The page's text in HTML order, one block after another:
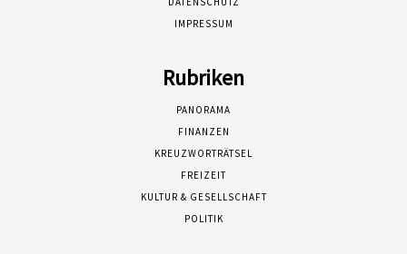
IMPRESSUM
Rubriken
PANORAMA
FINANZEN
KREUZWORTRÄTSEL
FREIZEIT
KULTUR & GESELLSCHAFT
POLITIK